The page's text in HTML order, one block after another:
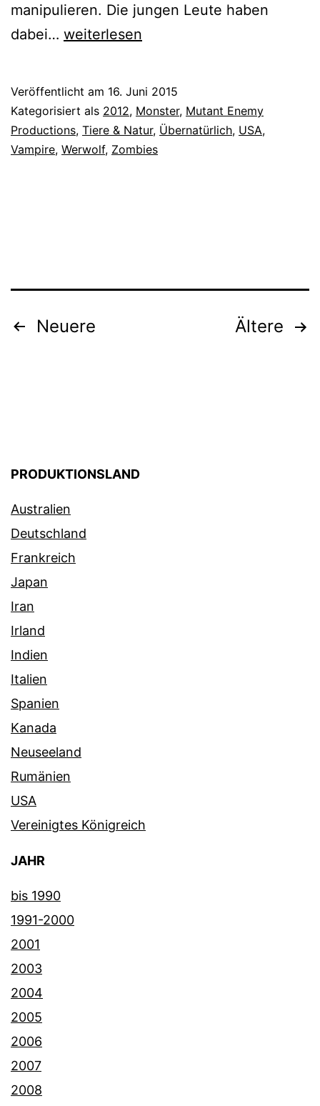
manipulieren. Die jungen Leute haben
dabei… The
the
Woods
(2012)
weiterlesen
Veröffentlicht am 16. Juni 2015
Kategorisiert als 2012, Monster, Mutant Enemy
Productions, Tiere & Natur, Übernatürlich, USA,
Vampire, Werwolf, Zombies
Beitragsnavigation
Neuere Ältere
PRODUKTIONSLAND
Australien
Deutschland
Frankreich
Japan
Iran
Irland
Indien
Italien
Spanien
Kanada
Neuseeland
Rumänien
USA
Vereinigtes Königreich
JAHR
bis 1990
1991-2000
2001
2003
2004
2005
2006
2007
2008